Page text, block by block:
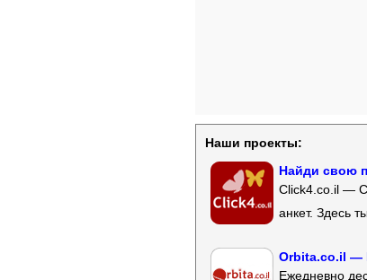
Наши проекты:
Найди свою
Click4.co.il —
анкет. Здесь
Orbita.co.il —
Ежедневно